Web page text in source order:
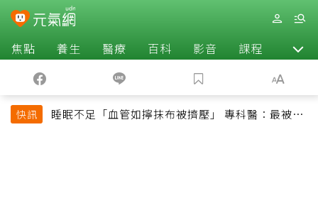
焦點 養生 醫療 百科 影音 課程 退休
快訊
睡眠不足「血管如擰抹布被擠壓」 專科醫：最被忽